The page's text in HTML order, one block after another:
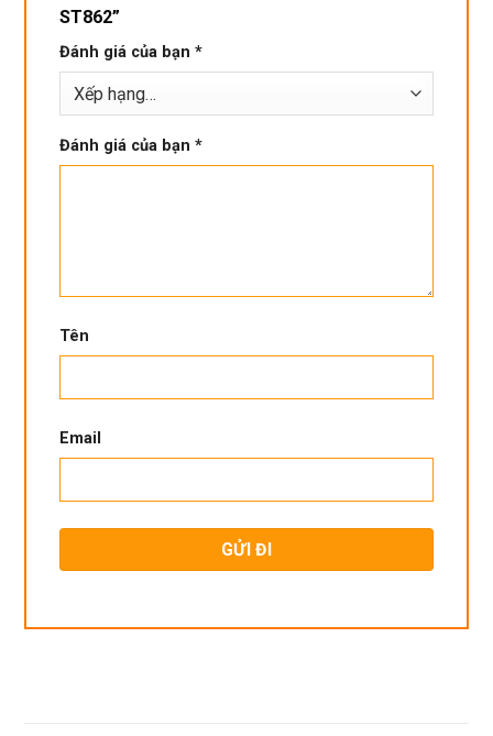
ST862”
Đánh giá của bạn *
Đánh giá của bạn *
Tên
Email